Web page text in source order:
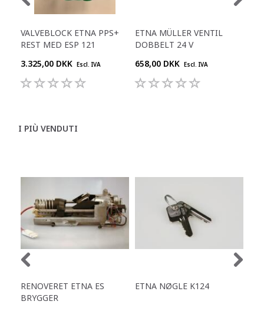
VALVEBLOCK ETNA PPS+
REST MED ESP 121
3.325,00 DKK Escl. IVA
ETNA MÜLLER VENTIL
DOBBELT 24 V
658,00 DKK Escl. IVA
I PIÙ VENDUTI
RENOVERET ETNA ES
BRYGGER
ETNA NØGLE K124